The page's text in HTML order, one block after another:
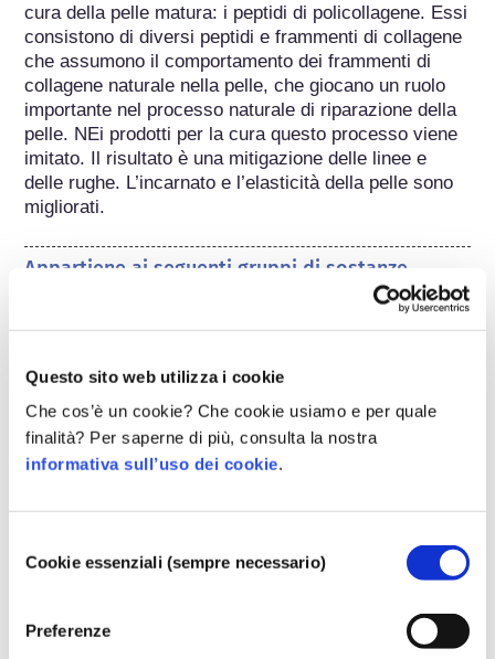
Questo sito web utilizza i cookie
Che cos’è un cookie? Che cookie usiamo e per quale
finalità? Per saperne di più, consulta la nostra
informativa sull’uso dei cookie.
delCookie essenziali (sempre necessario)
Preferenze
cura della pelle matura: i peptidi di policollagene. Essi
consistono di diversi peptidi e frammenti di collagene
che assumono il comportamento dei frammenti di
collagene naturale nella pelle, che giocano un ruolo
importante nel processo naturale di riparazione della
pelle. NEi prodotti per la cura questo processo viene
imitato. Il risultato è una mitigazione delle linee e
delle rughe. L’incarnato e l’elasticità della pelle sono
migliorati.
Appartiene ai seguenti gruppi di sostanze
Gli ingredienti cosmetici sono soggetti a
regolamentazione. Si noti che regolamenti differenti
potrebbero applicarsi agli ingredienti cosmetici al di
fuori dell'UE.
Capire i cosmetici